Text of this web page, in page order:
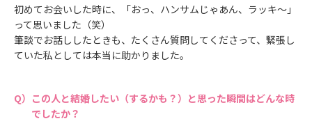
初めてお会いした時に、「おっ、ハンサムじゃあん、ラッキ〜」
って思いました（笑）
筆談でお話ししたときも、たくさん質問してくださって、緊張し
ていた私としては本当に助かりました。
この人と結婚したい（するかも？）と思った瞬間はどんな時
でしたか？